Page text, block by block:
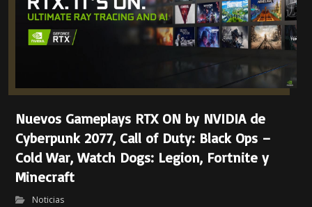
Nuevos Gameplays RTX ON by NVIDIA de
Cyberpunk 2077, Call of Duty: Black Ops –
Cold War, Watch Dogs: Legion, Fortnite y
Minecraft
Noticias